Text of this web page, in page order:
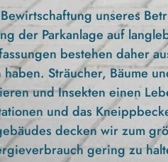
unseres
der Parkanlage auf
bestehen daher
haben. Sträucher, Bäume
und Insekten einen
und das
decken wir zum
gering zu